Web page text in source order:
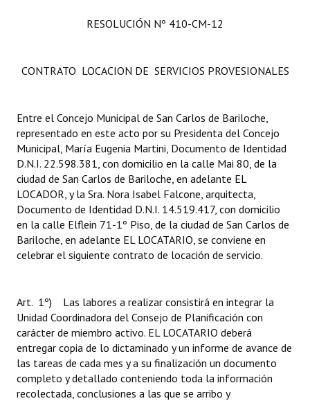
RESOLUCIÓN Nº 410-CM-12
CONTRATO LOCACION DE SERVICIOS PROVESIONALES
Entre el Concejo Municipal de San Carlos de Bariloche,
representado en este acto por su Presidenta del Concejo
Municipal, María Eugenia Martini, Documento de Identidad
D.N.I. 22.598.381, con domicilio en la calle Mai 80, de la
ciudad de San Carlos de Bariloche, en adelante EL
LOCADOR, y la Sra. Nora Isabel Falcone, arquitecta,
Documento de Identidad D.N.I. 14.519.417, con domicilio
en la calle Elflein 71-1º Piso, de la ciudad de San Carlos de
Bariloche, en adelante EL LOCATARIO, se conviene en
celebrar el siguiente contrato de locación de servicio.
Art. 1º) Las labores a realizar consistirá en integrar la
Unidad Coordinadora del Consejo de Planificación con
carácter de miembro activo. EL LOCATARIO deberá
entregar copia de lo dictaminado y un informe de avance de
las tareas de cada mes y a su finalización un documento
completo y detallado conteniendo toda la información
recolectada, conclusiones a las que se arribo y